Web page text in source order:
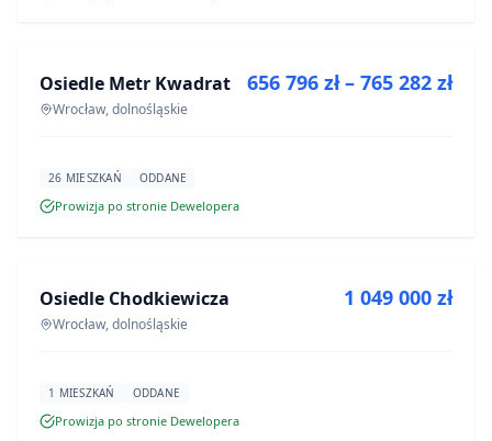
INWESTYCJA
Osiedle Metr Kwadrat
Wrocław, dolnośląskie
656 796 zł – 765 282 zł
26 MIESZKAŃ ODDANE
Prowizja po stronie Dewelopera
INWESTYCJA
Osiedle Chodkiewicza
Wrocław, dolnośląskie
1 049 000 zł
1 MIESZKAŃ ODDANE
Prowizja po stronie Dewelopera